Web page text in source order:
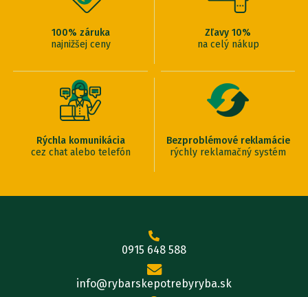
100% záruka
najnižšej ceny
Zľavy 10%
na celý nákup
Rýchla komunikácia
cez chat alebo telefón
Bezproblémové reklamácie
rýchly reklamačný systém
0915 648 588
info@rybarskepotrebyryba.sk